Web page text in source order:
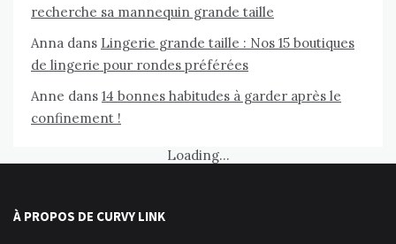
recherche sa mannequin grande taille
Anna dans Lingerie grande taille : Nos 15 boutiques
de lingerie pour rondes préférées
Anne dans 14 bonnes habitudes à garder après le
confinement !
Loading...
À PROPOS DE CURVY LINK